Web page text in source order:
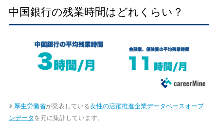
中国銀行の残業時間はどれくらい？
※ 厚生労働省が発表している女性の活躍推進企業データベースオープ
ンデータ を元に集計しています。